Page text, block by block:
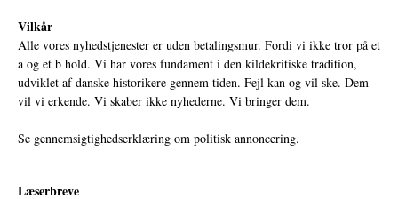
Vilkår
Alle vores nyhedstjenester er uden betalingsmur. Fordi vi ikke tror på et
a og et b hold. Vi har vores fundament i den kildekritiske tradition,
udviklet af danske historikere gennem tiden. Fejl kan og vil ske. Dem
vil vi erkende. Vi skaber ikke nyhederne. Vi bringer dem.
Se gennemsigtighedserklæring om politisk annoncering.
Læserbreve